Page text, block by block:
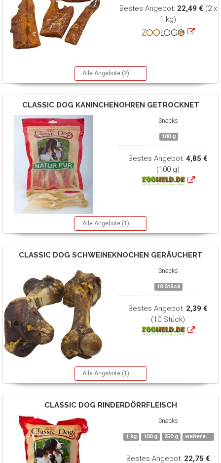
Bestes Angebot: 22,49 € (2 x
1 kg)
Alle Angebote (2)
CLASSIC DOG KANINCHENOHREN GETROCKNET
Snacks
100 g
Bestes Angebot: 4,85 €
(100 g)
Alle Angebote (1)
CLASSIC DOG SCHWEINEKNOCHEN GERÄUCHERT
Snacks
10 Stück
Bestes Angebot: 2,39 €
(10 Stück)
Alle Angebote (1)
CLASSIC DOG RINDERDÖRRFLEISCH
Snacks
1 kg 100 g 250 g weitere ...
Bestes Angebot: 22,75 €